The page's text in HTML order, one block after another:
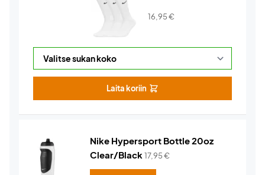
16,95€
Laita koriin
Nike Hypersport Bottle 20oz
Clear/Black17,95€